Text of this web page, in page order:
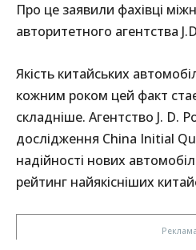
Про це заявили фахівці
авторитетного агентства
Якість китайських
кожним роком цей факт
складніше. Агентство J. D.
дослідження China Initial
надійності нових
рейтинг найякісніших